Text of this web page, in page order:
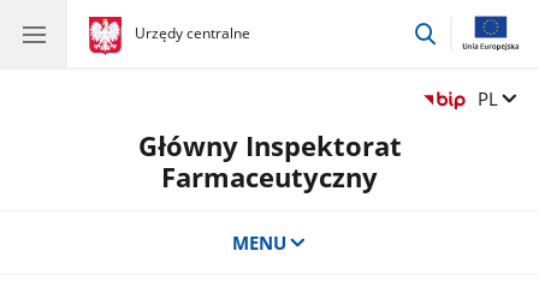
gov.pl
Urzędy centralne
gov.pl
Urzędy
przejdź
Zmień
PL
Główny Inspektorat
Farmaceutyczny
MENU